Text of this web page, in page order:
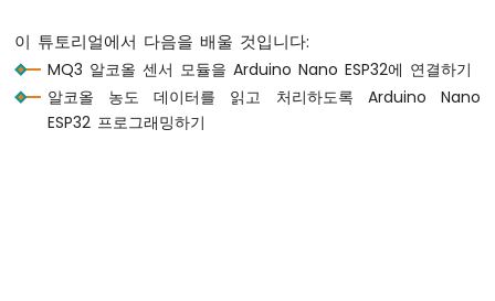
설
치
아
두
이 튜토리얼에서 다음을 배울 것입니다:
MQ3 알코올 센서 모듈을 Arduino Nano ESP32에 연결하기
알코올 농도 데이터를 읽고 처리하도록 Arduino Nano
ESP32 프로그래밍하기